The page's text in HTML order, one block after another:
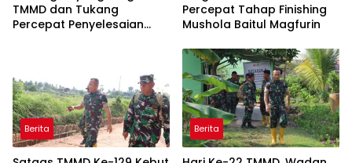
TMMD dan Tukang
Percepat Penyelesaian
Percepat Tahap Finishing
Mushola Baitul Magfurin
Berita Berita